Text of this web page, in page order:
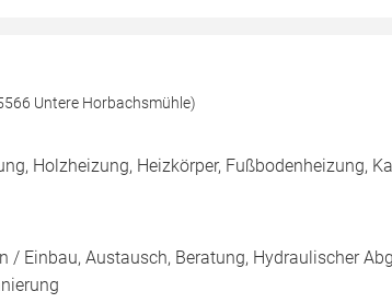
Untere Horbachsmühle)
Holzheizung, Heizkörper, Fußbodenheizung,
/ Einbau, Austausch, Beratung, Hydraulischer